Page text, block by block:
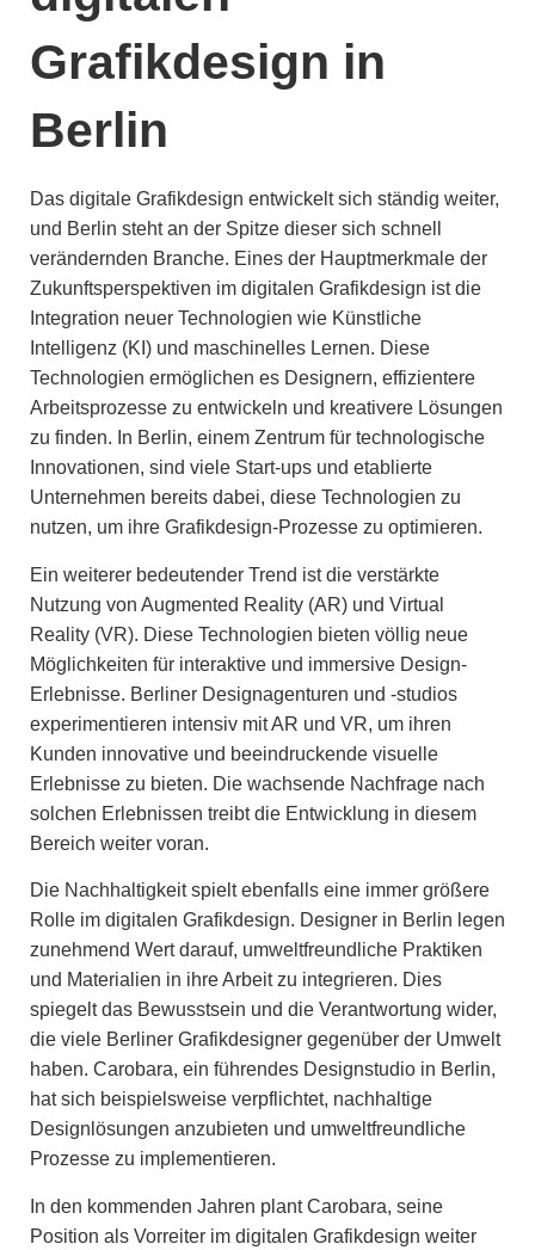
Grafikdesign in
Berlin
Das digitale Grafikdesign entwickelt sich ständig weiter,
und Berlin steht an der Spitze dieser sich schnell
verändernden Branche. Eines der Hauptmerkmale der
Zukunftsperspektiven im digitalen Grafikdesign ist die
Integration neuer Technologien wie Künstliche
Intelligenz (KI) und maschinelles Lernen. Diese
Technologien ermöglichen es Designern, effizientere
Arbeitsprozesse zu entwickeln und kreativere Lösungen
zu finden. In Berlin, einem Zentrum für technologische
Innovationen, sind viele Start-ups und etablierte
Unternehmen bereits dabei, diese Technologien zu
nutzen, um ihre Grafikdesign-Prozesse zu optimieren.
Ein weiterer bedeutender Trend ist die verstärkte
Nutzung von Augmented Reality (AR) und Virtual
Reality (VR). Diese Technologien bieten völlig neue
Möglichkeiten für interaktive und immersive Design-
Erlebnisse. Berliner Designagenturen und -studios
experimentieren intensiv mit AR und VR, um ihren
Kunden innovative und beeindruckende visuelle
Erlebnisse zu bieten. Die wachsende Nachfrage nach
solchen Erlebnissen treibt die Entwicklung in diesem
Bereich weiter voran.
Die Nachhaltigkeit spielt ebenfalls eine immer größere
Rolle im digitalen Grafikdesign. Designer in Berlin legen
zunehmend Wert darauf, umweltfreundliche Praktiken
und Materialien in ihre Arbeit zu integrieren. Dies
spiegelt das Bewusstsein und die Verantwortung wider,
die viele Berliner Grafikdesigner gegenüber der Umwelt
haben. Carobara, ein führendes Designstudio in Berlin,
hat sich beispielsweise verpflichtet, nachhaltige
Designlösungen anzubieten und umweltfreundliche
Prozesse zu implementieren.
In den kommenden Jahren plant Carobara, seine
Position als Vorreiter im digitalen Grafikdesign weiter